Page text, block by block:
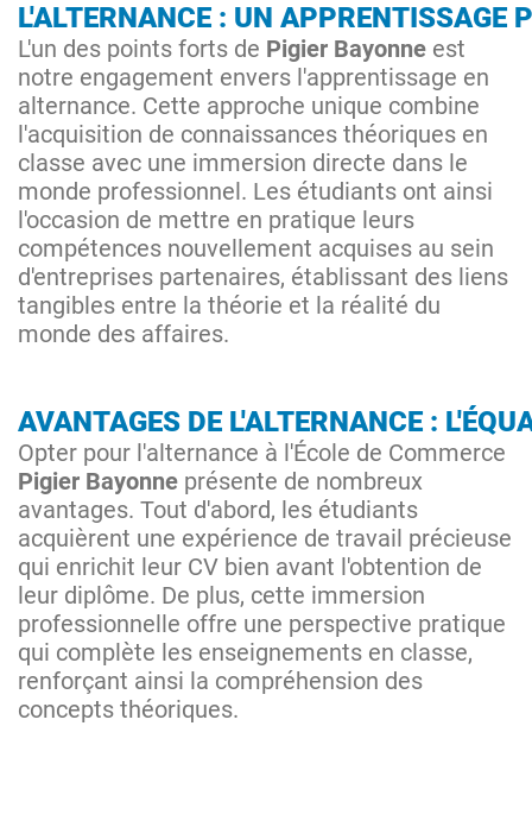
L'ALTERNANCE : UN APPRENTISSAGE
L'un des points forts de Pigier Bayonne est
notre engagement envers l'apprentissage en
alternance. Cette approche unique combine
l'acquisition de connaissances théoriques en
classe avec une immersion directe dans le
monde professionnel. Les étudiants ont ainsi
l'occasion de mettre en pratique leurs
compétences nouvellement acquises au sein
d'entreprises partenaires, établissant des liens
tangibles entre la théorie et la réalité du
monde des affaires.
AVANTAGES DE L'ALTERNANCE :
Opter pour l'alternance à l'École de Commerce
Pigier Bayonne présente de nombreux
avantages. Tout d'abord, les étudiants
acquièrent une expérience de travail précieuse
qui enrichit leur CV bien avant l'obtention de
leur diplôme. De plus, cette immersion
professionnelle offre une perspective pratique
qui complète les enseignements en classe,
renforçant ainsi la compréhension des
concepts théoriques.